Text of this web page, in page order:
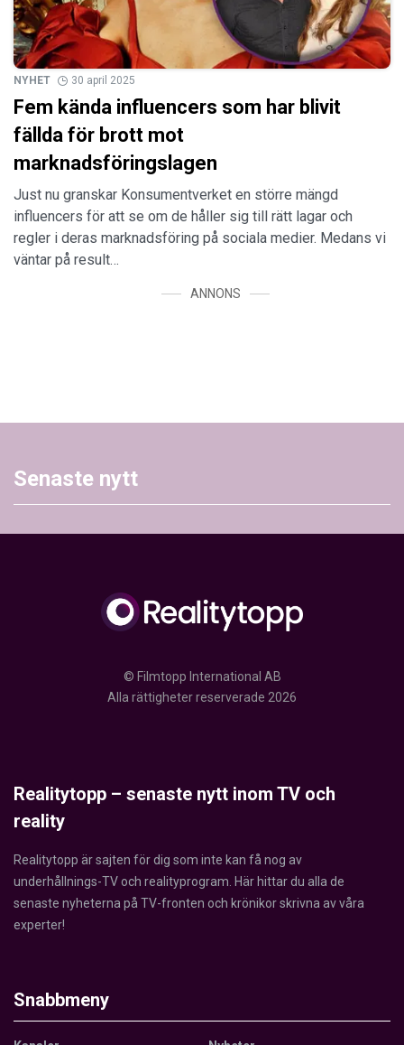
NYHET 30 april 2025
Fem kända influencers som har blivit
fällda för brott mot
marknadsföringslagen
Just nu granskar Konsumentverket en större mängd
influencers för att se om de håller sig till rätt lagar och
regler i deras marknadsföring på sociala medier. Medans vi
väntar på result…
ANNONS
Senaste nytt
© Filmtopp International AB
Alla rättigheter reserverade 2026
Realitytopp – senaste nytt inom TV och
reality
Realitytopp är sajten för dig som inte kan få nog av
underhållnings-TV och realityprogram. Här hittar du alla de
senaste nyheterna på TV-fronten och krönikor skrivna av våra
experter!
Snabbmeny